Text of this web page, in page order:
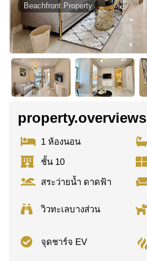
Beachfront Property
property.overviews
1 ห้องนอน
ชั้น 10
สระว่ายน้ำ ดาดฟ้า
วิวทะเลบางส่วน
จุดชาร์จ EV